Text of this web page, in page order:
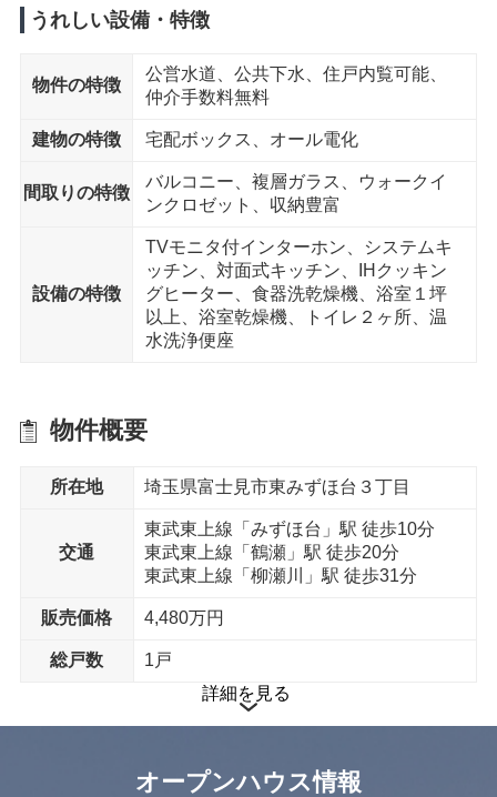
徒歩10分以内
保育園
こばと保育園 まで10分
ドラッグセイムス 東みずほ台店 まで7分
徒歩15分以内
富士見市立本郷中学校 まで15分
うれしい設備・特徴
物件の特徴
公営水道、公共下水、住戸内覧可能、
仲介手数料無料
建物の特徴 宅配ボックス、オール電化
間取りの特徴
バルコニー、複層ガラス、ウォークイ
ンクロゼット、収納豊富
設備の特徴
TVモニタ付インターホン、システムキ
ッチン、対面式キッチン、IHクッキン
グヒーター、食器洗乾燥機、浴室１坪
以上、浴室乾燥機、トイレ２ヶ所、温
水洗浄便座
物件概要
所在地 埼玉県富士見市東みずほ台３丁目
交通
東武東上線「みずほ台」駅 徒歩10分
東武東上線「鶴瀬」駅 徒歩20分
東武東上線「柳瀬川」駅 徒歩31分
販売価格 4,480万円
総戸数
1戸
詳細を見る
オープンハウス情報